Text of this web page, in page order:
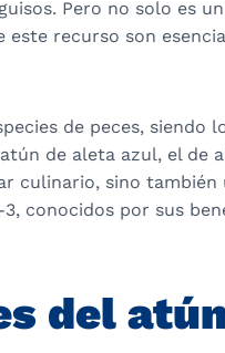
Pero no solo es
este recurso son
de peces, siendo
de aleta azul, el de
culinario, sino también
conocidos por sus
del